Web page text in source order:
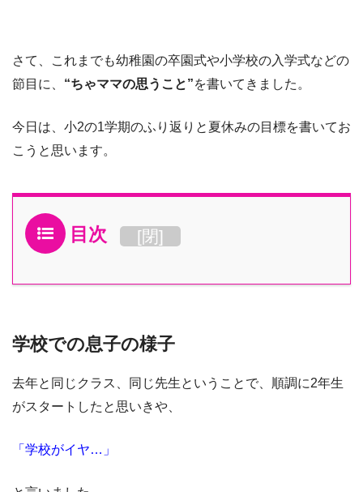
さて、これまでも幼稚園の卒園式や小学校の入学式などの
節目に、 “ちゃママの思うこと”を書いてきました。
今日は、小2の1学期のふり返りと夏休みの目標を書いてお
こうと思います。
目次 [閉]
学校での息子の様子
去年と同じクラス、同じ先生ということで、順調に2年生
がスタートしたと思いきや、
「学校がイヤ…」